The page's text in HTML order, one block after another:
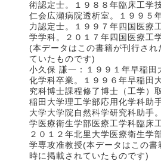
術認定士。１９８８年臨床工学
仁会広瀬病院透析室。１９９５
力認定士。１９９７年四国医療
学学科。２０１７年四国医療工
(本データはこの書籍が刊行され
ていたものです)
小久保 謙一：１９９１年早稲田
化学科卒業。１９９６年早稲田
究科博士課程修了博士（工学）
稲田大学理工学部応用化学科助
大学大学院自然科学研究科助手
学医療衛生学部医療工学科臨床
２０１２年北里大学医療衛生学
学専攻准教授(本データはこの書
時に掲載されていたものです)